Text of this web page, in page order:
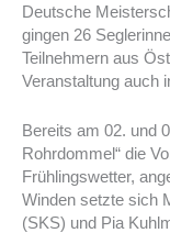
Deutsche
gingen 26
Teilnehmern aus
Veranstaltung auch
Bereits am 02. und
Rohrdommel“ die
Frühlingswetter,
Winden setzte sich
(SKS) und Pia